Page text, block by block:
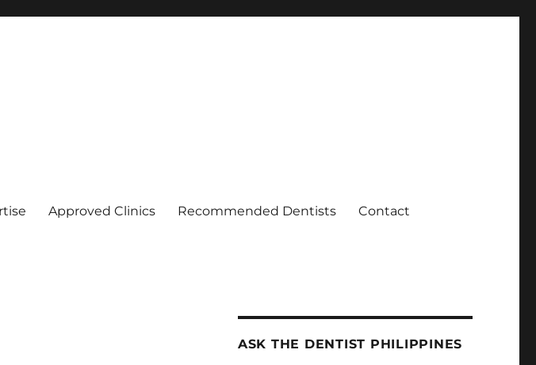
Approved Clinics Recommended Dentists Contact
ASK THE DENTIST PHILIPPINES